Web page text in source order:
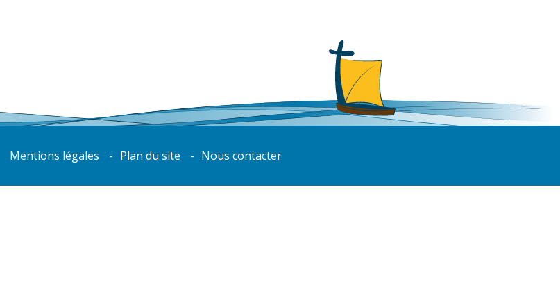
Mentions légales Plan du site Nous contacter